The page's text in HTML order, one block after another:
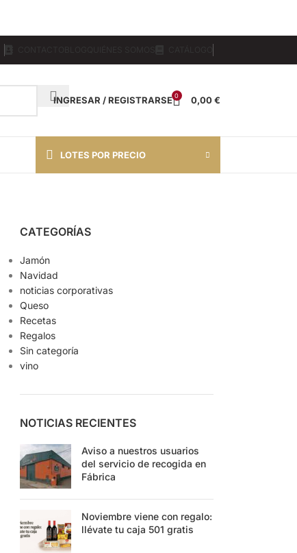
INGRESAR / REGISTRARSE 0 0,00€
LOTES POR PRECIO
CATEGORÍAS
Jamón
Navidad
noticias corporativas
Queso
Recetas
Regalos
Sin categoría
vino
NOTICIAS RECIENTES
Aviso a nuestros usuarios
del servicio de recogida en
Fábrica
Noviembre viene con regalo:
llévate tu caja 501 gratis